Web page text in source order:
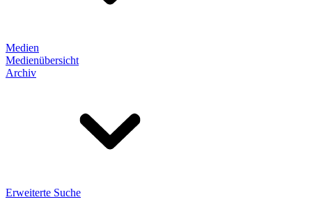
Medien
Medienübersicht
Archiv
Erweiterte Suche